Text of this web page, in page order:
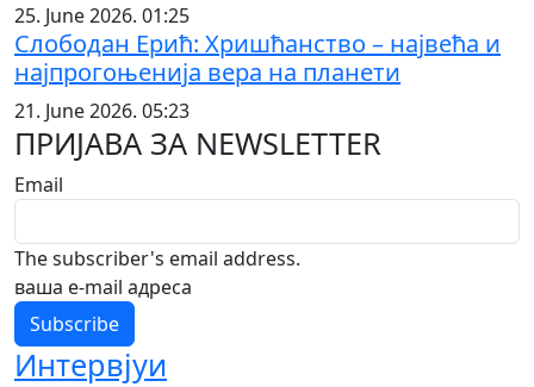
25. June 2026. 01:25
Слободан Ерић: Хришћанство – највећа и
најпрогоњенија вера на планети
21. June 2026. 05:23
ПРИЈАВА ЗА NEWSLETTER
Email
The subscriber's email address.
ваша е-mail адреса
Интервјуи